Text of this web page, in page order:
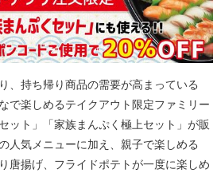
、持ち帰り商品の需要が高まっている
で楽しめるテイクアウト限定ファミリー
ット」「家族まんぷく極上セット」が販
人気メニューに加え、親子で楽しめる
唐揚げ、フライドポテトが一度に楽しめ